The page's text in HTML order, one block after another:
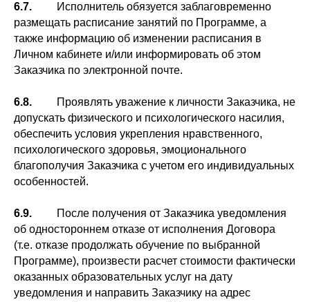
6.7.
Исполнитель обязуется заблаговременно
размещать расписание занятий по Программе, а
также информацию об изменении расписания в
Личном кабинете и/или информировать об этом
Заказчика по электронной почте.
6.8.
Проявлять уважение к личности Заказчика, не
допускать физического и психологического насилия,
обеспечить условия укрепления нравственного,
психологического здоровья, эмоционального
благополучия Заказчика с учетом его индивидуальных
особенностей.
6.9.
После получения от Заказчика уведомления
об одностороннем отказе от исполнения Договора
(т.е. отказе продолжать обучение по выбранной
Программе), произвести расчет стоимости фактически
оказанных образовательных услуг на дату
уведомления и направить Заказчику на адрес